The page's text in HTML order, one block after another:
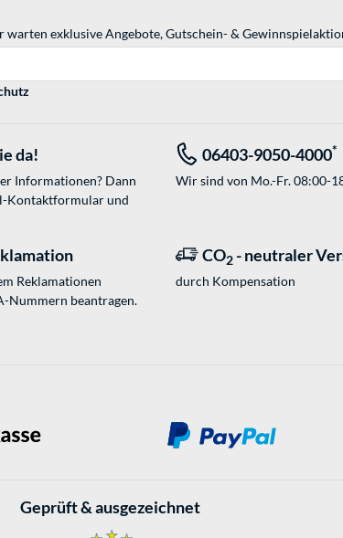
warten exklusive Angebote, Gutschein- &
da!
Informationen? Dann
Kontaktformularund
06403-9050-4000*
Wir sind von Mo.-Fr. 08:00-
Reklamationen
Nummern beantragen.
CO2 - neutraler
durch Kompensation
Geprüft & ausgezeichnet